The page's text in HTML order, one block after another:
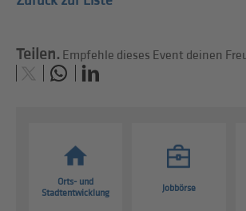
Teilen. Empfehle dieses Event deinen
Orts- und
Stadtentwicklung
Jobbörse